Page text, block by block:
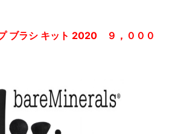
ブラシ キット 2020 ９，０００